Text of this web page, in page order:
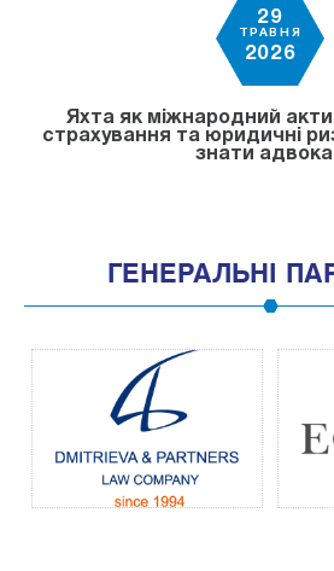
29
ТРАВНЯ
2026
Яхта як міжнародний
страхування та юридичні
знати
ГЕНЕРАЛЬНІ